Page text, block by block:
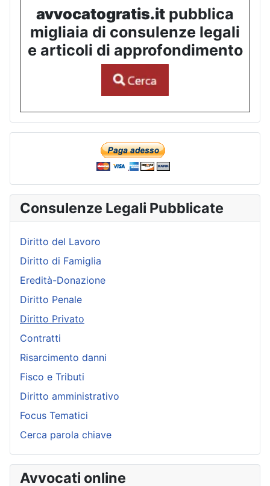
avvocatogratis.it pubblica
migliaia di consulenze legali
e articoli di approfondimento
Consulenze Legali Pubblicate
Diritto del Lavoro
Diritto di Famiglia
Eredità-Donazione
Diritto Penale
Diritto Privato
Contratti
Risarcimento danni
Fisco e Tributi
Diritto amministrativo
Focus Tematici
Cerca parola chiave
Avvocati online